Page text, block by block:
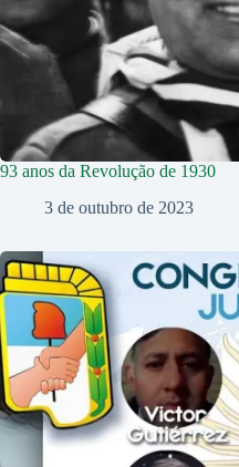
93 anos da Revolução de 1930
3 de outubro de 2023